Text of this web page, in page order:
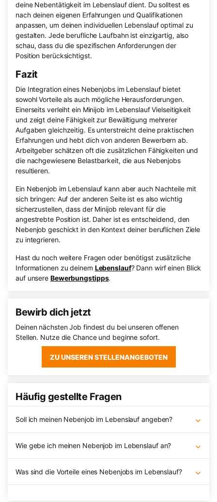
deine Nebentätigkeit im Lebenslauf dient. Du solltest es
nach deinen eigenen Erfahrungen und Qualifikationen
anpassen, um deinen individuellen Lebenslauf optimal zu
gestalten. Jede berufliche Laufbahn ist einzigartig, also
schau, dass du die spezifischen Anforderungen der
Position berücksichtigst.
Fazit
Die Integration eines Nebenjobs im Lebenslauf bietet
sowohl Vorteile als auch mögliche Herausforderungen.
Einerseits verleiht ein Minijob im Lebenslauf Vielseitigkeit
und zeigt deine Fähigkeit zur Bewältigung mehrerer
Aufgaben gleichzeitig. Es unterstreicht deine praktischen
Erfahrungen und hebt dich von anderen Bewerbern ab.
Arbeitgeber schätzen oft die zusätzlichen Fähigkeiten und
die nachgewiesene Belastbarkeit, die aus Nebenjobs
resultieren.
Ein Nebenjob im Lebenslauf kann aber auch Nachteile mit
sich bringen: Auf der anderen Seite ist es also wichtig
sicherzustellen, dass der Minijob relevant für die
angestrebte Position ist. Daher ist es entscheidend, den
Nebenjob geschickt in den Kontext deiner beruflichen Ziele
zu integrieren.
Hast du noch weitere Fragen oder benötigst zusätzliche
Informationen zu deinem Lebenslauf? Dann wirf einen Blick
auf unsere Bewerbungstipps.
Bewirb dich jetzt
Deinen nächsten Job findest du bei unseren offenen
Stellen. Nutze die Chance und beginne sofort.
ZU UNSEREN STELLENANGEBOTEN
Häufig gestellte Fragen
Soll ich meinen Nebenjob im Lebenslauf angeben?
Wie gebe ich meinen Nebenjob im Lebenslauf an?
Was sind die Vorteile eines Nebenjobs im Lebenslauf?